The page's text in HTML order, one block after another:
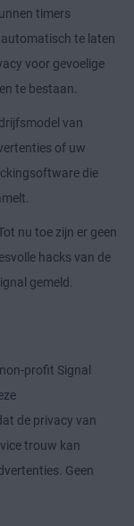
timers
te laten
voor gevoelige
te bestaan.
van
of uw
die
nu toe zijn er geen
hacks van de
gemeld.
profit Signal
de privacy van
trouw kan
Geen